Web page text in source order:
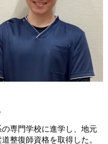
専門学校に進学し、地元
整復師資格を取得した。